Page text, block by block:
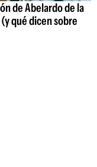
de Abelardo de la
qué dicen sobre